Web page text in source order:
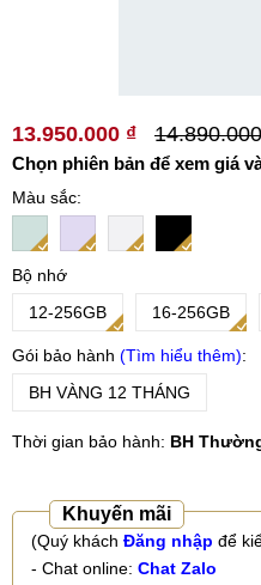
13.950.000 ₫
Chọn phiên bản để xem giá
Màu sắc
Bộ nhớ
12-256GB
16-256GB
Gói bảo hành
Tìm hiểu thêm
BH VÀNG 12 THÁNG
Thời gian bảo hành: BH
Khuyến mãi
(Quý khách Đăng nhập để
- Chat online: Chat Zalo